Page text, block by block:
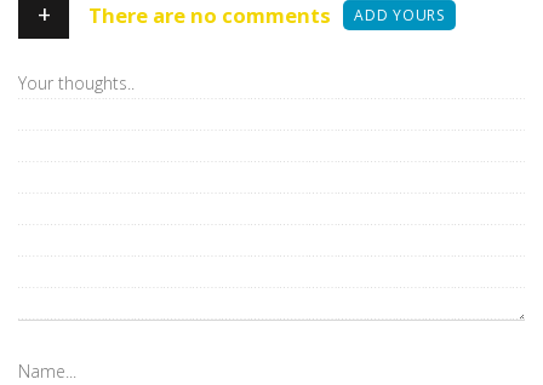
+ There are no comments ADD YOURS